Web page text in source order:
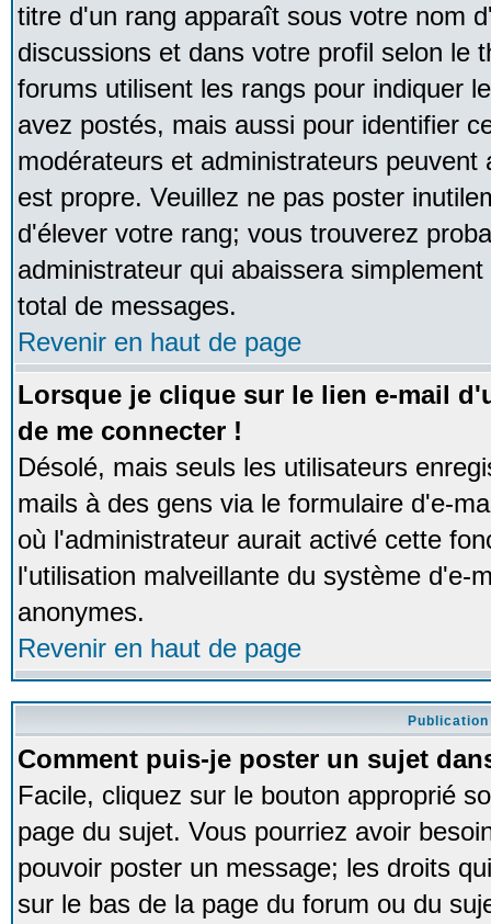
titre d'un rang apparaît sous votre nom
discussions et dans votre profil selon le
forums utilisent les rangs pour indiquer
avez postés, mais aussi pour identifier
modérateurs et administrateurs
est propre. Veuillez ne pas poster
d'élever votre rang; vous trouverez
administrateur qui abaissera
total de messages.
Revenir en haut de page
Lorsque je clique sur le lien e-mail
de me connecter !
Désolé, mais seuls les utilisateurs
mails à des gens via le formulaire d'e-
où l'administrateur aurait activé cette
l'utilisation malveillante du système d'e-
anonymes.
Revenir en haut de page
Publication
Comment puis-je poster un sujet
Facile, cliquez sur le bouton approprié
page du sujet. Vous pourriez avoir
pouvoir poster un message; les droits
sur le bas de la page du forum ou du